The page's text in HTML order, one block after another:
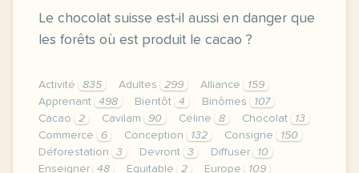
Le chocolat suisse est-il aussi en danger que
les forêts où est produit le cacao ?
Activité 835 Adultes 299 Alliance
159
Apprenant
498 Bientôt 4 Binômes
107
Cacao
2 Cavilam 90 Céline 8 Chocolat
13
Commerce
6 Conception 132 Consigne
150
Déforestation
3 Devront 3 Diffuser
10
Enseigner
48 Equitable 2 Europe
109